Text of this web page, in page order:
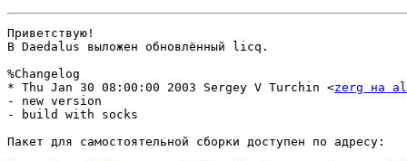
Приветствую!
В Daedalus выложен обновлённый licq.
%Changelog
* Thu Jan 30 08:00:00 2003 Sergey V Turchin <zerg на
- new version
- build with socks
Пакет для самостоятельной сборки доступен по адресу: